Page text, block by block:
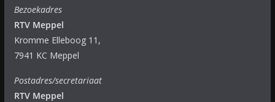
Bezoekadres
RTV Meppel
Kromme Elleboog 11,
7941 KC Meppel
Postadres/secretariaat
RTV Meppel